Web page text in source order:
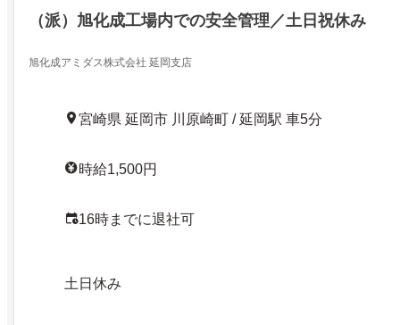
（派）旭化成工場内での安全管理／土日祝休み
旭化成アミダス株式会社 延岡支店
宮崎県 延岡市 川原崎町 / 延岡駅 車5分
時給1,500円
16時までに退社可
土日休み